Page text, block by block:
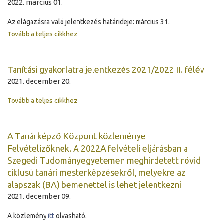
2022. március 01.
Az elágazásra való jelentkezés határideje: március 31.
Tovább a teljes cikkhez
Tanítási gyakorlatra jelentkezés 2021/2022 II. félév
2021. december 20.
Tovább a teljes cikkhez
A Tanárképző Központ közleménye
Felvételizőknek. A 2022A felvételi eljárásban a
Szegedi Tudományegyetemen meghirdetett rövid
ciklusú tanári mesterképzésekről, melyekre az
alapszak (BA) bemenettel is lehet jelentkezni
2021. december 09.
A közleményittolvasható.